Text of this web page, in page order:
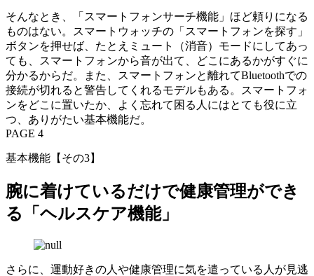
そんなとき、「スマートフォンサーチ機能」ほど頼りになる
ものはない。スマートウォッチの「スマートフォンを探す」
ボタンを押せば、たとえミュート（消音）モードにしてあっ
ても、スマートフォンから音が出て、どこにあるかがすぐに
分かるからだ。また、スマートフォンと離れてBluetoothでの
接続が切れると警告してくれるモデルもある。スマートフォ
ンをどこに置いたか、よく忘れて困る人にはとても役に立
つ、ありがたい基本機能だ。
PAGE 4
基本機能【その3】
腕に着けているだけで健康管理ができ
る「ヘルスケア機能」
さらに、運動好きの人や健康管理に気を遣っている人が見逃